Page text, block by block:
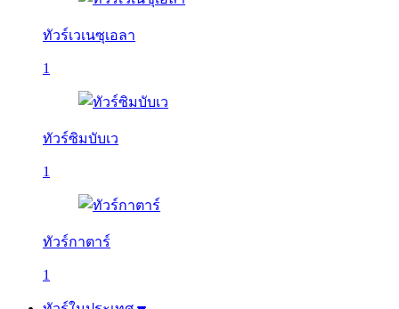
ทัวร์เวเนซุเอลา
1
ทัวร์ซิมบับเว
1
ทัวร์กาตาร์
1